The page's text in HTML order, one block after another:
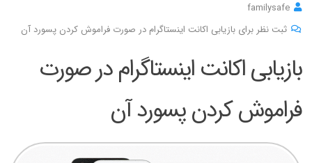
familysafe
ثبت نظر برای بازیابی اکانت اینستاگرام در صورت فراموش کردن پسورد آن
بازیابی اکانت اینستاگرام در صورت
فراموش کردن پسورد آن